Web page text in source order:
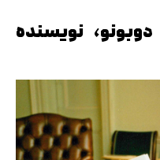
نویسنده